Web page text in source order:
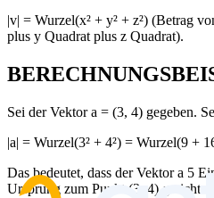
|v| = Wurzel(x² + y² + z²) (Betrag
plus y Quadrat plus z Quadrat).
Sei der Vektor a = (3, 4) gegeben.
|a| = Wurzel(3² + 4²) = Wurzel(9 +
Das bedeutet, dass der Vektor a 5
Ursprung zum Punkt (3, 4) gerichtet